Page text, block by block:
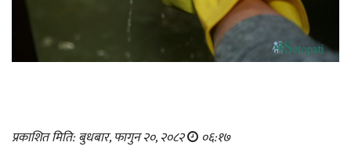
प्रकाशित मिति: बुधबार, फागुन २०, २०८२ ०६:१७